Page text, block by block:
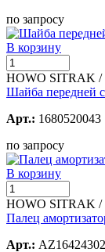
по запросу
В корзину
HOWO SITRAK /
Шайба передней
Арт.: 1680520043
по запросу
В корзину
HOWO SITRAK /
Палец
Арт.: